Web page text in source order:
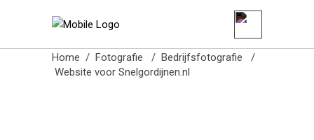
Home / Fotografie / Bedrijfsfotografie
/
Website voor Snelgordijnen.nl